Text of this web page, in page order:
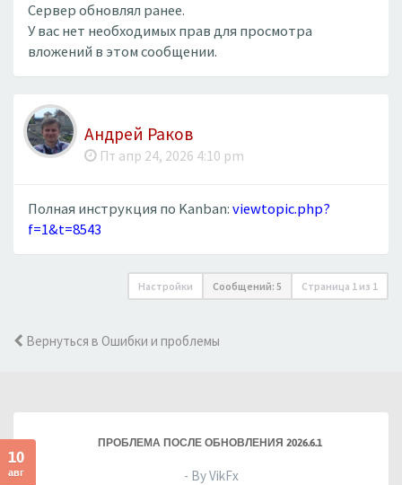
Сервер обновлял ранее.
У вас нет необходимых прав для просмотра
вложений в этом сообщении.
Андрей Раков
Пт апр 24, 2026 4:10 pm
Полная инструкция по Kanban:viewtopic.php?
f=1&t=8543
Настройки Сообщений: 5 Страница 1 из 1
Вернуться в Ошибки и проблемы
10
авг
ПРОБЛЕМА ПОСЛЕ ОБНОВЛЕНИЯ 2026.6.1
- By VikFx